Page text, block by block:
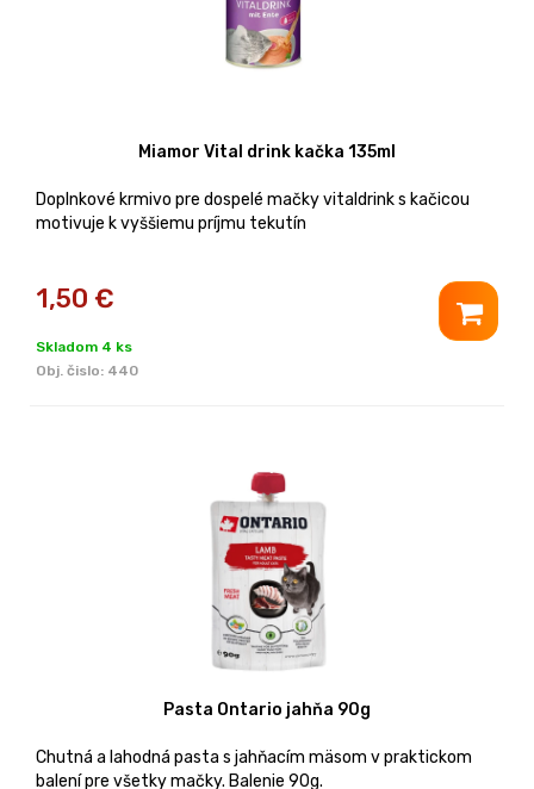
Miamor Vital drink kačka 135ml
Doplnkové krmivo pre dospelé mačky vitaldrink s kačicou
motivuje k vyššiemu príjmu tekutín
1,50 €
Skladom 4 ks
Obj. čislo: 440
Pasta Ontario jahňa 90g
Chutná a lahodná pasta s jahňacím mäsom v praktickom
balení pre všetky mačky. Balenie 90g.